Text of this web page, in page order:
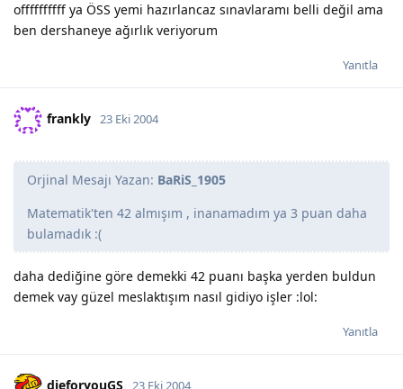
offffffffff ya ÖSS yemi hazırlancaz sınavlaramı belli değil ama
ben dershaneye ağırlık veriyorum
Yanıtla
frankly 23 Eki 2004
Orjinal Mesajı Yazan: BaRiS_1905
Matematik'ten 42 almışım , inanamadım ya 3 puan daha
bulamadık :(
daha dediğine göre demekki 42 puanı başka yerden buldun
demek vay güzel meslaktışım nasıl gidiyo işler :lol:
Yanıtla
dieforyouGS 23 Eki 2004